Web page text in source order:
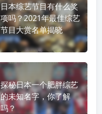
日本综艺节目有什么奖
项吗？2021年最佳综艺
节目大赏名单揭晓
探秘日本一个肥胖综艺
的未知名字，你了解
吗？